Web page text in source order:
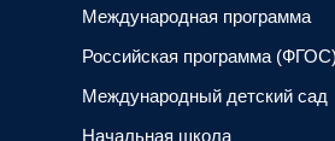
Международная программа
Российская программа (ФГОС)
Международный детский сад
Начальная школа